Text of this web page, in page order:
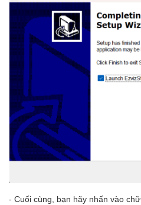
- Cuối cùng, bạn hãy nhấn vào chữ